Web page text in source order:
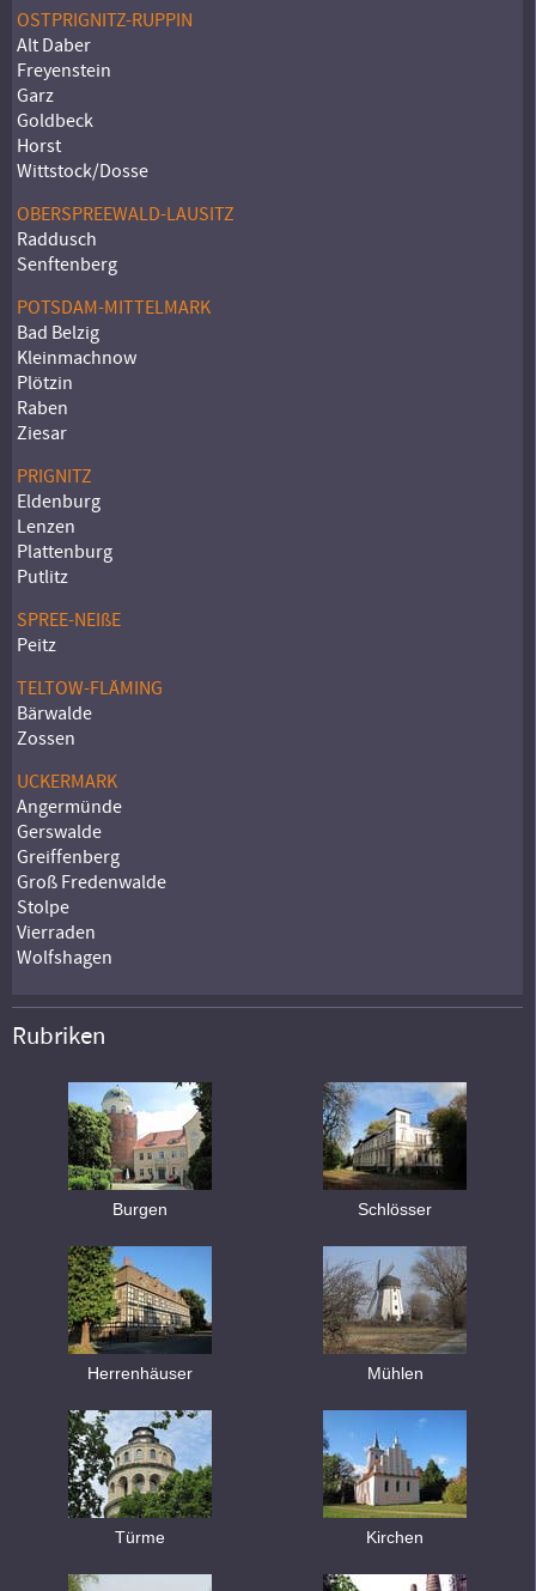
OSTPRIGNITZ-RUPPIN
Alt Daber
Freyenstein
Garz
Goldbeck
Horst
Wittstock/Dosse
OBERSPREEWALD-LAUSITZ
Raddusch
Senftenberg
POTSDAM-MITTELMARK
Bad Belzig
Kleinmachnow
Plötzin
Raben
Ziesar
PRIGNITZ
Eldenburg
Lenzen
Plattenburg
Putlitz
SPREE-NEIßE
Peitz
TELTOW-FLÄMING
Bärwalde
Zossen
UCKERMARK
Angermünde
Gerswalde
Greiffenberg
Groß Fredenwalde
Stolpe
Vierraden
Wolfshagen
Rubriken
Burgen Schlösser
Herrenhäuser Mühlen
Türme Kirchen